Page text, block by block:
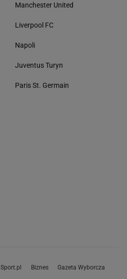
Manchester United
Liverpool FC
Napoli
Juventus Turyn
Paris St. Germain
Sport.pl Biznes Gazeta Wyborcza